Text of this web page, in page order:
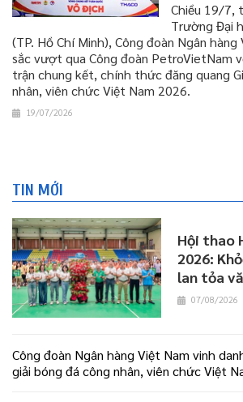
Chiều 19/7,
Trường Đại
(TP. Hồ Chí Minh), Công đoàn Ngân
sắc vượt qua Công đoàn PetroVietNam
trận chung kết, chính thức đăng quang
nhân, viên chức Việt Nam 2026.
19/07/2026
TIN MỚI
Hội thao
2026:
lan tỏa
07/08/2026
Công đoàn Ngân hàng Việt Nam vinh
giải bóng đá công nhân, viên chức Việt